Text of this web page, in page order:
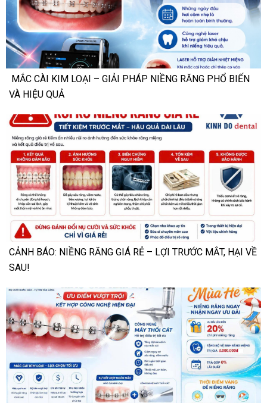
MẮC CÀI KIM LOẠI – GIẢI PHÁP NIỀNG RĂNG PHỔ BIẾN
VÀ HIỆU QUẢ
CẢNH BÁO: NIỀNG RĂNG GIÁ RẺ – LỢI TRƯỚC MẮT, HẠI VỀ
SAU!